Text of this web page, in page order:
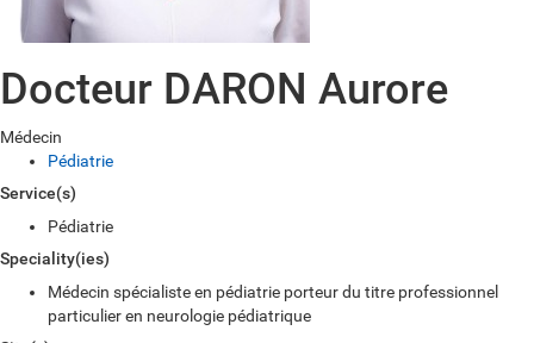
Docteur DARON Aurore
Médecin
Pédiatrie
Service(s)
Pédiatrie
Speciality(ies)
Médecin spécialiste en pédiatrie porteur du titre professionnel
particulier en neurologie pédiatrique